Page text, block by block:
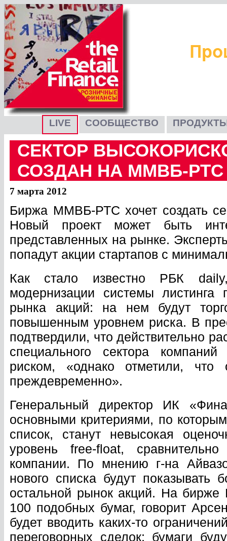
LIVE СООБЩЕСТВО
СЕКТОР
СОЗДАН НА ММВБ-РТС
7 марта 2012
Биржа ММВБ-РТС хочет создать
Новый проект может быть
представленных на рынке.
попадут акции стартапов с
Как стало известно РБК
модернизации системы листинга
рынка акций: на нем будут
повышенным уровнем риска. В
подтвердили, что действительно
специального сектора
риском, «однако отметили, что
преждевременно».
Генеральный директор ИК
основными критериями, по
список, станут невысокая
уровень free-float,
компании. По мнению г-на
нового списка будут показывать
остальной рынок акций. На
100 подобных бумаг, говорит
будет вводить каких-то
переговорных сделок: бумаги